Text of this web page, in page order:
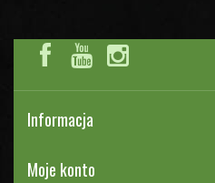
Informacja
Moje konto